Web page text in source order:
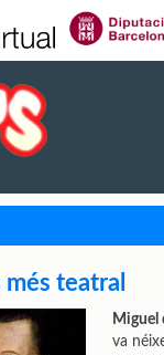
teatral
Miguel
va